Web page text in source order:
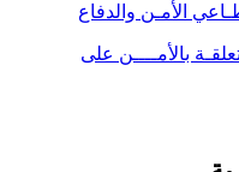
بالأمــــن على